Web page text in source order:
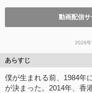
動画配信
2026年
あらすじ
僕が生まれる前、1984年
が決まった。2014年、香